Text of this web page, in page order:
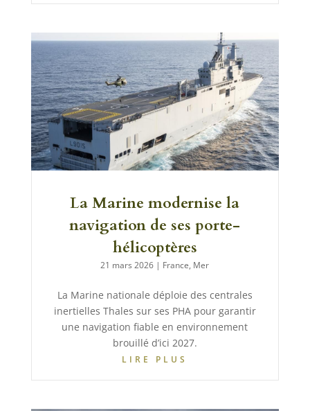
La Marine modernise la
navigation de ses porte-
hélicoptères
21 mars 2026 | France, Mer
La Marine nationale déploie des centrales
inertielles Thales sur ses PHA pour garantir
une navigation fiable en environnement
brouillé d’ici 2027.
LIRE PLUS